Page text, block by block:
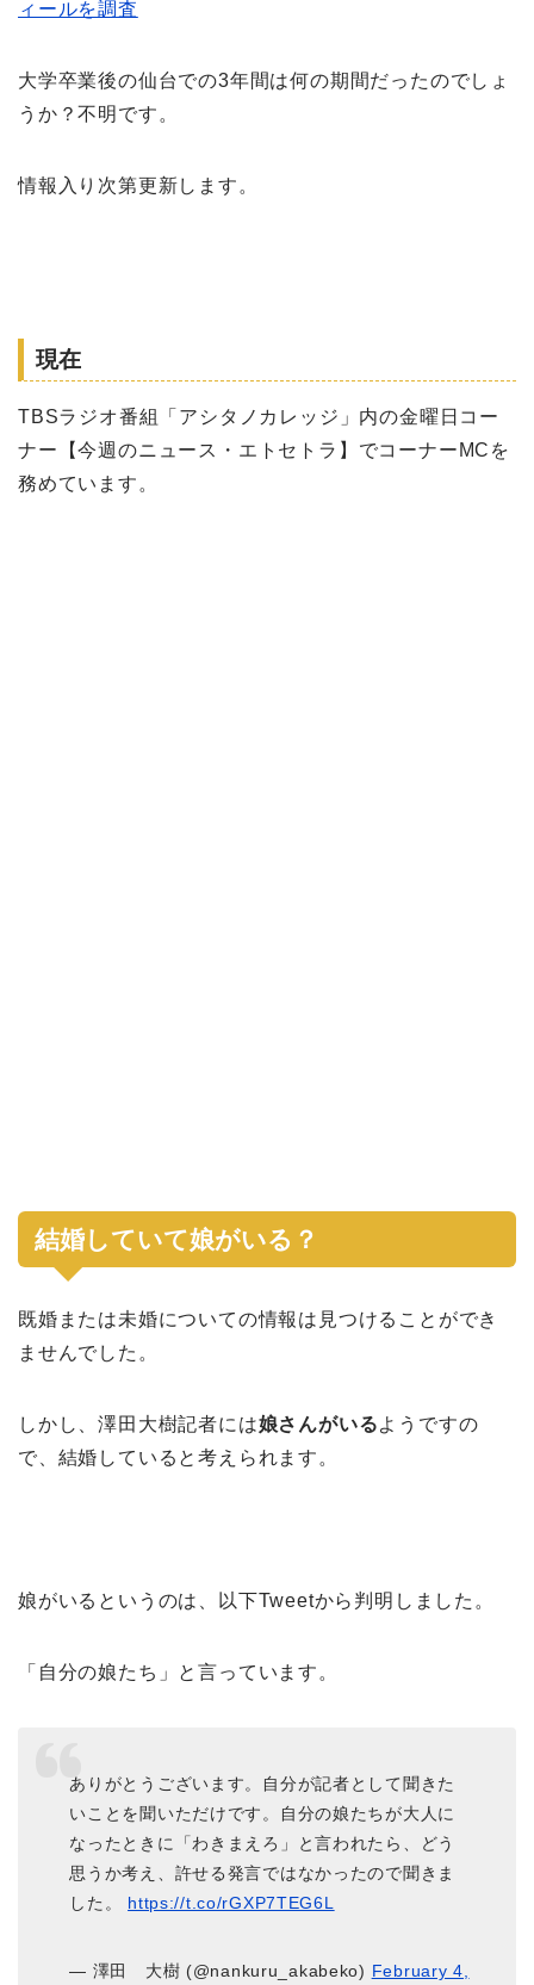
ィールを調査
大学卒業後の仙台での3年間は何の期間だったのでしょ
うか？不明です。
情報入り次第更新します。
現在
TBSラジオ番組「アシタノカレッジ」内の金曜日コー
ナー【今週のニュース・エトセトラ】でコーナーMCを
務めています。
結婚していて娘がいる？
既婚または未婚についての情報は見つけることができ
ませんでした。
しかし、澤田大樹記者には娘さんがいるようですの
で、結婚していると考えられます。
娘がいるというのは、以下Tweetから判明しました。
「自分の娘たち」と言っています。
ありがとうございます。自分が記者として聞きた
いことを聞いただけです。自分の娘たちが大人に
なったときに「わきまえろ」と言われたら、どう
思うか考え、許せる発言ではなかったので聞きま
した。 https://t.co/rGXP7TEG6L
— 澤田 大樹 (@nankuru_akabeko) February 4,